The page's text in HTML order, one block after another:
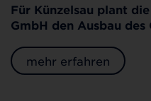
Für Künzelsau plant
GmbH den Ausbau des
mehr erfahren